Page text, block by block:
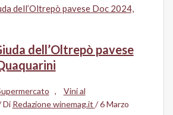
dell’Oltrepò pavese
,
Vini al
Di Redazione winemag.it /6 Marzo